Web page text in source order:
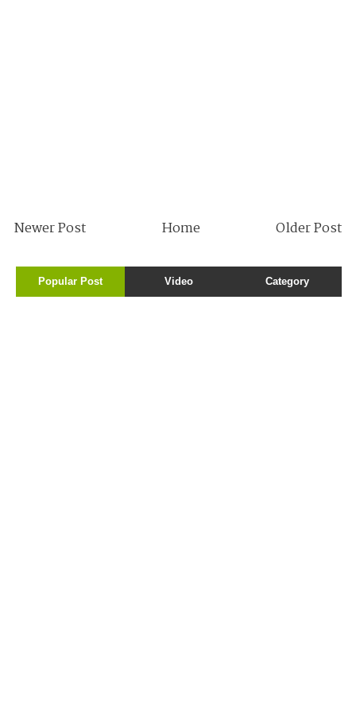
Newer Post Older Post
Home
Popular Post Video Category